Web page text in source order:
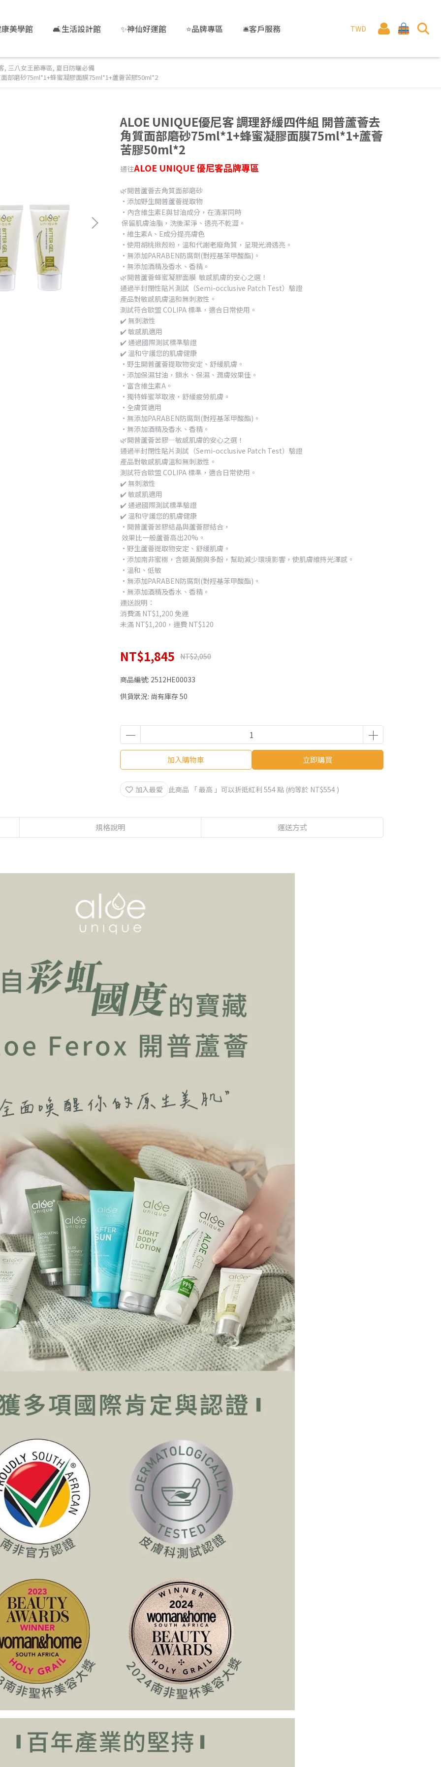
美學館 🛋️生活設計館 ✨神仙好運館 ⭐品牌專區 🛎️客戶服務 TWD
, 三八女王節專區, 夏日防曬必備
部磨砂75ml*1+蜂蜜凝膠面膜75ml*1+蘆薈苦膠50ml*2
ALOE UNIQUE優尼客 調理舒緩四件組 開普蘆薈去
角質面部磨砂75ml*1+蜂蜜凝膠面膜75ml*1+蘆薈
苦膠50ml*2
通往ALOE UNIQUE 優尼客品牌專區
🌿開普蘆薈去角質面部磨砂
•添加野生開普蘆薈提取物
•內含維生素E與甘油成分，在清潔同時
保留肌膚油脂，洗後潔淨、透亮不乾澀。
•維生素A、E成分提亮膚色
•使用胡桃揪殼粉，溫和代謝老廢角質，呈現光滑透亮。
•無添加PARABEN防腐劑(對羥基苯甲酸酯)。
•無添加酒精及香水、香精。
🌿開普蘆薈蜂蜜凝膠面膜 敏感肌膚的安心之選！
通過半封閉性貼片測試（Semi-occlusive Patch Test）驗證
產品對敏感肌膚溫和無刺激性。
測試符合歐盟 COLIPA 標準，適合日常使用。
✔️ 無刺激性
✔️ 敏感肌適用
✔️ 通過國際測試標準驗證
✔️ 溫和守護您的肌膚健康
•野生開普蘆薈提取物安定、舒緩肌膚。
•添加保濕甘油，鎖水、保濕、潤膚效果佳。
•富含維生素A。
•獨特蜂蜜萃取液，舒緩疲勞肌膚。
•全膚質適用
•無添加PARABEN防腐劑(對羥基苯甲酸酯)。
•無添加酒精及香水、香精。
🌿開普蘆薈苦膠—敏感肌膚的安心之選！
通過半封閉性貼片測試（Semi-occlusive Patch Test）驗證
產品對敏感肌膚溫和無刺激性。
測試符合歐盟 COLIPA 標準，適合日常使用。
✔️ 無刺激性
✔️ 敏感肌適用
✔️ 通過國際測試標準驗證
✔️ 溫和守護您的肌膚健康
•開普蘆薈苦膠結晶與蘆薈膠結合，
效果比一般蘆薈高出20%。
•野生蘆薈提取物安定、舒緩肌膚。
•添加南非蜜樹，含類黃酮與多酚，幫助減少環境影響，使肌膚維持光澤感。
•溫和、低敏
•無添加PARABEN防腐劑(對羥基苯甲酸酯)。
•無添加酒精及香水、香精。
運送說明：
消費滿 NT$1,200 免運
未滿 NT$1,200，運費 NT$120
NT$1,845 NT$2,050
商品編號: 2512HE00033
供貨狀況: 尚有庫存 50
加入購物車 立即購買
加入最愛 此商品 「 最高 」可以折抵紅利 554點 (約等於 NT$554 )
規格說明 運送方式